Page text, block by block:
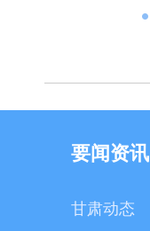
要闻资讯
甘肃动态